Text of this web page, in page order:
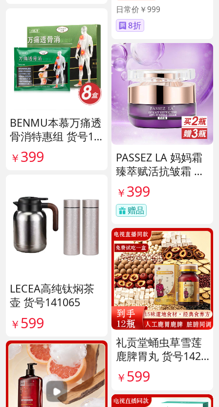
BENMU本慕万痛透
骨消特惠组 货号13
5254
￥ 399
LECEA高纯钛焖茶
壶 货号141065
￥ 599
日常价￥999
8折
PASSEZ LA 妈妈霜
臻萃赋活抗皱霜 货
号137759
￥ 399
赠品
礼贡堂蛹虫草雪莲
鹿脾胃丸 货号1420
￥ 599